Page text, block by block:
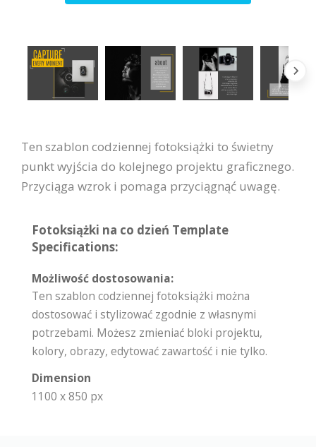
Ten szablon codziennej fotoksiążki to świetny
punkt wyjścia do kolejnego projektu graficznego.
Przyciąga wzrok i pomaga przyciągnąć uwagę.
Fotoksiążki na co dzień Template
Specifications:
Możliwość dostosowania:
Ten szablon codziennej fotoksiążki można
dostosować i stylizować zgodnie z własnymi
potrzebami. Możesz zmieniać bloki projektu,
kolory, obrazy, edytować zawartość i nie tylko.
Dimension
1100 x 850 px